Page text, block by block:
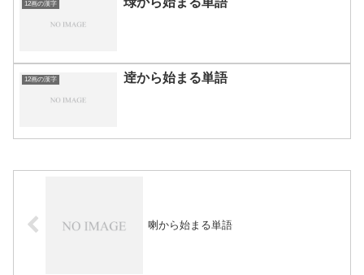
12画の漢字
12画の漢字 逹から始まる単語
喇から始まる単語